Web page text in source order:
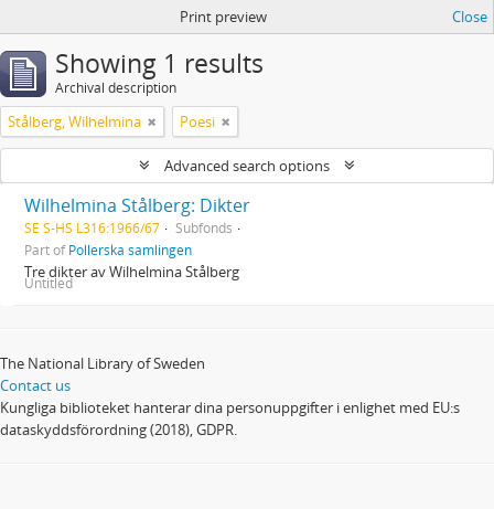
Print preview Close
Showing 1 results
Archival description
Stålberg, Wilhelmina Poesi
Advanced search options
Wilhelmina Stålberg: Dikter
SE S-HS L316:1966/67
Subfonds
Part ofPollerska samlingen
Tre dikter av Wilhelmina Stålberg
Untitled
The National Library of Sweden
Contact us
Kungliga biblioteket hanterar dina personuppgifter i enlighet med EU:s
dataskyddsförordning (2018), GDPR.